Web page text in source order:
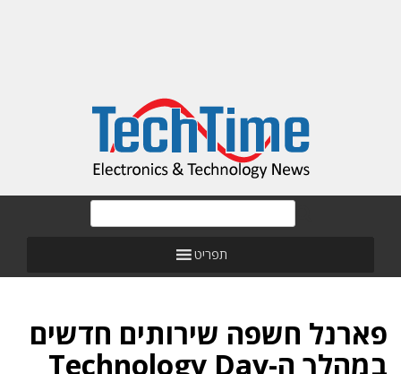
תפריט
פארנל חשפה שירותים חדשים
במהלך ה-Technology Day